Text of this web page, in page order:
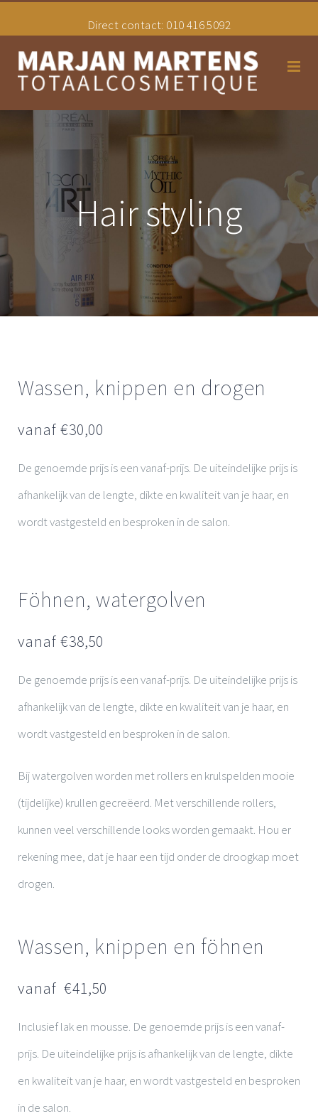
Direct contact: 010 416 5092
Schoonheidssalon
Hair styling
Uw Overgangsconsulente
Hair styling
Wassen, knippen en drogen
vanaf €30,00
De genoemde prijs is een vanaf-prijs. De uiteindelijke prijs is
afhankelijk van de lengte, dikte en kwaliteit van je haar, en
wordt vastgesteld en besproken in de salon.
Föhnen, watergolven
vanaf €38,50
De genoemde prijs is een vanaf-prijs. De uiteindelijke prijs is
afhankelijk van de lengte, dikte en kwaliteit van je haar, en
wordt vastgesteld en besproken in de salon.
Bij watergolven worden met rollers en krulspelden mooie
(tijdelijke) krullen gecreëerd. Met verschillende rollers,
kunnen veel verschillende looks worden gemaakt. Hou er
rekening mee, dat je haar een tijd onder de droogkap moet
drogen.
Wassen, knippen en föhnen
vanaf €41,50
Inclusief lak en mousse. De genoemde prijs is een vanaf-
prijs. De uiteindelijke prijs is afhankelijk van de lengte, dikte
en kwaliteit van je haar, en wordt vastgesteld en besproken
in de salon.